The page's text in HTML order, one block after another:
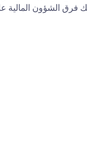
الشؤون المالية